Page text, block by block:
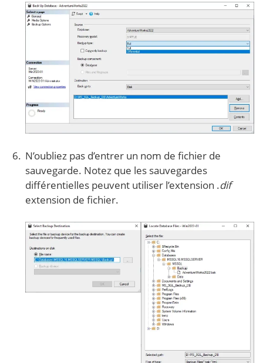
N’oubliez pas d’entrer un nom de fichier de
sauvegarde. Notez que les sauvegardes
différentielles peuvent utiliser l’extension .dif
extension de fichier.